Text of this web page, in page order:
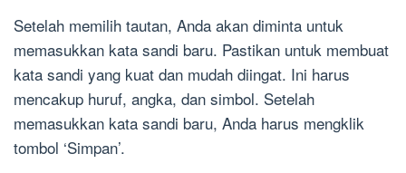
Setelah memilih tautan, Anda akan diminta untuk
memasukkan kata sandi baru. Pastikan untuk membuat
kata sandi yang kuat dan mudah diingat. Ini harus
mencakup huruf, angka, dan simbol. Setelah
memasukkan kata sandi baru, Anda harus mengklik
tombol ‘Simpan’.